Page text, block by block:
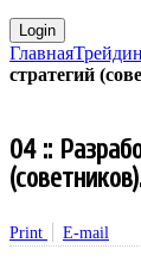
Главная
стратегий
04 ::
Print E-mail